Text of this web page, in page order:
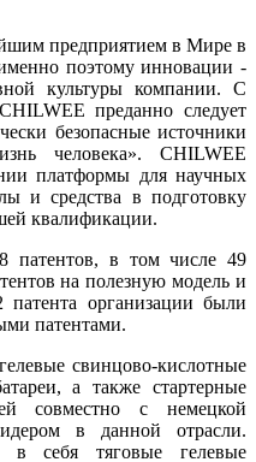
предприятием в Мире в
поэтому инновации -
культуры компании. С
преданно следует
безопасные источники
человека». CHILWEE
платформы для научных
и средства в подготовку
квалификации.
патентов, в том числе 49
на полезную модель и
организации были
патентами.
свинцово-кислотные
а также стартерные
совместно с немецкой
в данной отрасли.
в себя тяговые гелевые